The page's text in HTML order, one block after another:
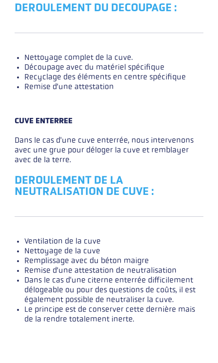
DEROULEMENT DU DECOUPAGE :
Nettoyage complet de la cuve.
Découpage avec du matériel spécifique
Recyclage des éléments en centre spécifique
Remise d’une attestation
CUVE ENTERREE
Dans le cas d'une cuve enterrée, nous intervenons
avec une grue pour déloger la cuve et remblayer
avec de la terre.
DEROULEMENT DE LA
NEUTRALISATION DE CUVE :
Ventilation de la cuve
Nettoyage de la cuve
Remplissage avec du béton maigre
Remise d’une attestation de neutralisation
Dans le cas d'une citerne enterrée difficilement
délogeable ou pour des questions de coûts, il est
également possible de neutraliser la cuve.
Le principe est de conserver cette dernière mais
de la rendre totalement inerte.